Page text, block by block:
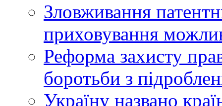
Зловживання
приховування
Реформа захисту
боротьби з
Україну названо